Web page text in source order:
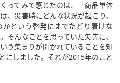
ってみて感じたのは、「商品単体
、災害時にどんな状況が起こり、
かという啓発にまでたどり着けな
そんなことを思っていた矢先に、
う集まりが開かれていることを知
にしました。それが2015年のこと